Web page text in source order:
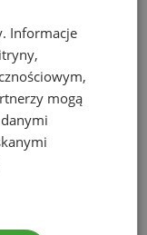
Verfahren
Sammlung
und Urteile.
auch im
und
in
Informacje
mogą